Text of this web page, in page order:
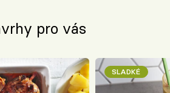
pro vás
SLADKÉ